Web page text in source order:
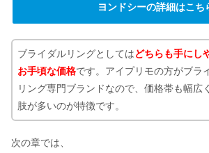
ヨンドシーの詳細はこち
ブライダルリングとしてはどちらも手にし
お手頃な価格です。アイプリモの方がブラ
リング専門ブランドなので、価格帯も幅広
肢が多いのが特徴です。
次の章では、